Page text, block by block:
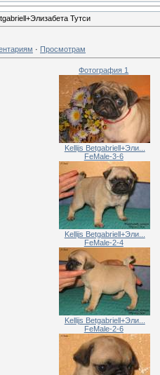
Тутcи
· Просмотрам
Фотография 1
Kellijs Betgabriell+Эли...
FeMale-3-6
Kellijs Betgabriell+Эли...
FeMale-2-4
Kellijs Betgabriell+Эли...
FeMale-2-6